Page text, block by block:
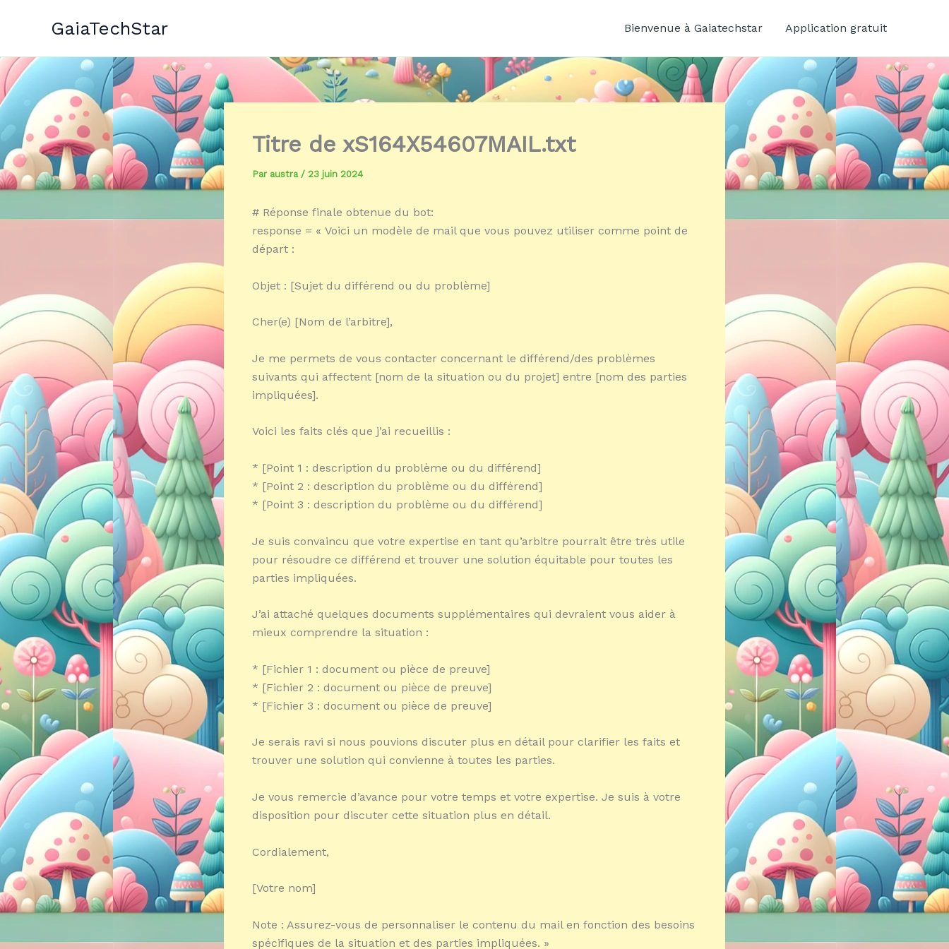
GaiaTechStar Bienvenue à Gaiatechstar Application gratuit
Titre de xS164X54607MAIL.txt
Par austra / 23 juin 2024
# Réponse finale obtenue du bot:
response = « Voici un modèle de mail que vous pouvez utiliser comme point de
départ :
Objet : [Sujet du différend ou du problème]
Cher(e) [Nom de l’arbitre],
Je me permets de vous contacter concernant le différend/des problèmes
suivants qui affectent [nom de la situation ou du projet] entre [nom des parties
impliquées].
Voici les faits clés que j’ai recueillis :
* [Point 1 : description du problème ou du différend]
* [Point 2 : description du problème ou du différend]
* [Point 3 : description du problème ou du différend]
Je suis convaincu que votre expertise en tant qu’arbitre pourrait être très utile
pour résoudre ce différend et trouver une solution équitable pour toutes les
parties impliquées.
J’ai attaché quelques documents supplémentaires qui devraient vous aider à
mieux comprendre la situation :
* [Fichier 1 : document ou pièce de preuve]
* [Fichier 2 : document ou pièce de preuve]
* [Fichier 3 : document ou pièce de preuve]
Je serais ravi si nous pouvions discuter plus en détail pour clarifier les faits et
trouver une solution qui convienne à toutes les parties.
Je vous remercie d’avance pour votre temps et votre expertise. Je suis à votre
disposition pour discuter cette situation plus en détail.
Cordialement,
[Votre nom]
Note : Assurez-vous de personnaliser le contenu du mail en fonction des besoins
spécifiques de la situation et des parties impliquées. »